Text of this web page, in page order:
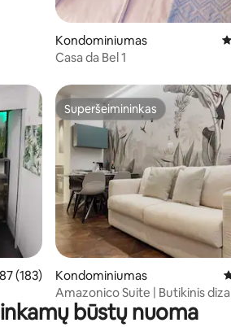
Kondominiumas
Casa da Bel 1
įvertinimas: 4,87 iš 5, atsiliepimų: 183
(183)
Superšeimininkas
Superšeimininkas
Kondominiumas
Amazonico Suite | Butikinis
centrebūstų nuoma